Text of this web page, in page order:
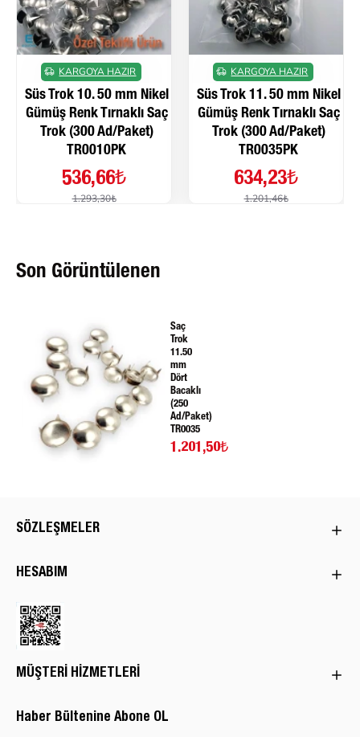
KARGOYA HAZIR
Süs Trok 10. 50 mm Nikel
Gümüş Renk Tırnaklı Saç
Trok (300 Ad/Paket)
TR0010PK
536,66₺
1.293,30₺
KARGOYA HAZIR
Süs Trok 11. 50 mm Nikel
Gümüş Renk Tırnaklı Saç
Trok (300 Ad/Paket)
TR0035PK
634,23₺
1.201,46₺
Son Görüntülenen
Saç
Trok
11.50
mm
Dört
Bacaklı
(250
Ad/Paket)
TR0035
1.201,50₺
SÖZLEŞMELER
HESABIM
MÜŞTERI HIZMETLERI
Haber Bültenine Abone OL